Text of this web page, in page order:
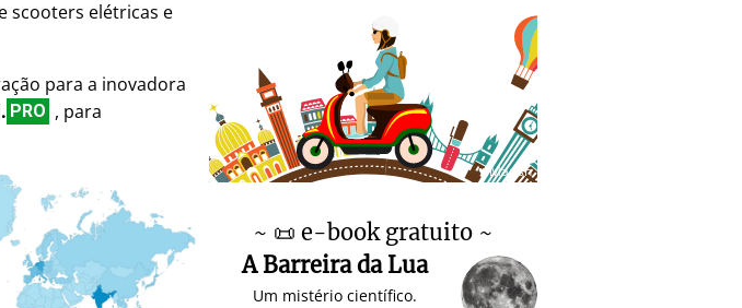
scooters elétricas e
para a inovadora
PRO , para
♥ Marish
~ 📜 e-book gratuito ~
A Barreira da Lua
Um mistério científico.